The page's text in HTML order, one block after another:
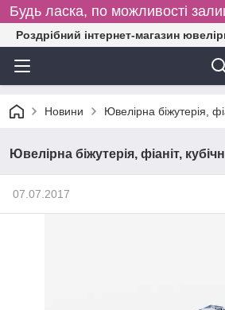
Будь ласка, по можливості
Роздрібний інтернет-магазин
Новини Ювелірна біжутерія,
Ювелірна біжутерія, фіаніт,
07.07.2017